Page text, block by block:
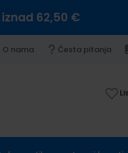
62,50 €
O nama Česta pitanja